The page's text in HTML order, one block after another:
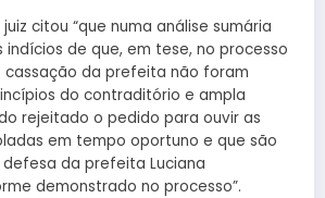
citou “que numa análise sumária
de que, em tese, no processo
da prefeita não foram
do contraditório e ampla
rejeitado o pedido para ouvir as
em tempo oportuno e que são
da prefeita Luciana
demonstrado no processo”.